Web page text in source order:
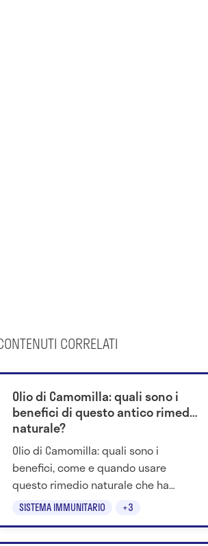
CORRELATI
SISTEMA IMMUNITARIO +3
Olio di Camomilla: quali sono i
benefici di questo antico rimedio
naturale?
Olio di Camomilla: quali sono i
benefici, come e quando usare
questo rimedio naturale che ha
dimostrato la sua efficacia anche